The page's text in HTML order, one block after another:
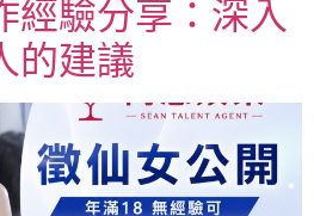
經驗分享：深入
的建議